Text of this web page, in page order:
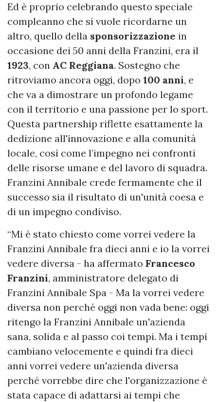
Ed è proprio celebrando questo speciale
compleanno che si vuole ricordarne un
altro, quello della sponsorizzazione in
occasione dei 50 anni della Franzini, era il
1923, con AC Reggiana. Sostegno che
ritroviamo ancora oggi, dopo 100 anni, e
che va a dimostrare un profondo legame
con il territorio e una passione per lo sport.
Questa partnership riflette esattamente la
dedizione all'innovazione e alla comunità
locale, così come l’impegno nei confronti
delle risorse umane e del lavoro di squadra.
Franzini Annibale crede fermamente che il
successo sia il risultato di un'unità coesa e
di un impegno condiviso.
“Mi è stato chiesto come vorrei vedere la
Franzini Annibale fra dieci anni e io la vorrei
vedere diversa - ha affermato Francesco
Franzini, amministratore delegato di
Franzini Annibale Spa - Ma la vorrei vedere
diversa non perché oggi non vada bene: oggi
ritengo la Franzini Annibale un'azienda
sana, solida e al passo coi tempi. Ma i tempi
cambiano velocemente e quindi fra dieci
anni vorrei vedere un'azienda diversa
perché vorrebbe dire che l'organizzazione è
stata capace di adattarsi ai tempi che